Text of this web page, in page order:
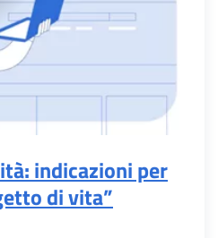
indicazioni per
di vita”